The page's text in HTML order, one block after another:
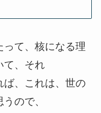
て、核になる理
て、それ
ば、これは、世の
ので、